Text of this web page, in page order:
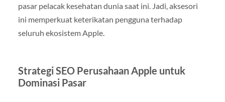
pasar pelacak kesehatan dunia saat ini. Jadi, aksesori
ini memperkuat keterikatan pengguna terhadap
seluruh ekosistem Apple.
Strategi SEO Perusahaan Apple untuk
Dominasi Pasar